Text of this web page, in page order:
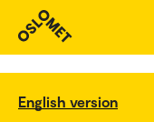
English version